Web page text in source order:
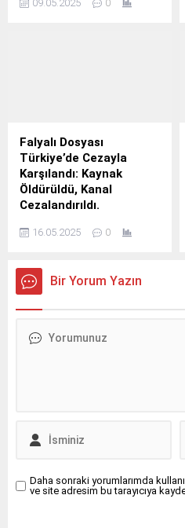
tarihlerinde İstanbul
ürün yelpazesi sundu.
Polonya’nın İstanbul
Başkonsolosu Witold
Lesniak, “Polonya, bu
muhteşem etkinliğin en
09.05.2025 0
Falyalı Dosyası
Türkiye’de Cezayla
Karşılandı: Kaynak
Öldürüldü, Kanal
Cezalandırıldı.
Falyalı dosyasına dair kritik
açıklamaların Türkiye’de
ardından, Hollanda’da
öldürülen Cemil Önal’ın
Televizyon Üst Kurulu,
Hollanda’da öldürülen
16.05.2025 0
Bir Yorum Yazın
Daha sonraki yorumlarımda
ve site adresim bu tarayıcıya